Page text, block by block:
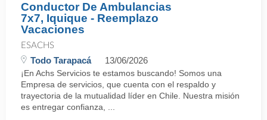
Conductor De Ambulancias
7x7, Iquique - Reemplazo
Vacaciones
ESACHS
Todo Tarapacá 13/06/2026
¡En Achs Servicios te estamos buscando! Somos una
Empresa de servicios, que cuenta con el respaldo y
trayectoria de la mutualidad líder en Chile. Nuestra misión
es entregar confianza, ...